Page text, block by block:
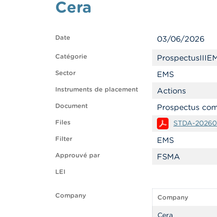
Cera
Date 03/06/2026
Catégorie
Sector EMS
Instruments de placement Actions
Document Prospectus
Files STDA-
Filter EMS
Approuvé par FSMA
LEI
Company Company
Cera